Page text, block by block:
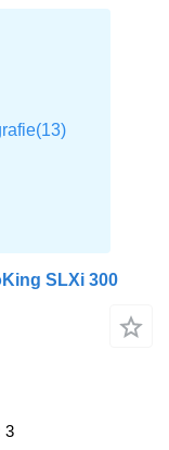
SLXi 300
3